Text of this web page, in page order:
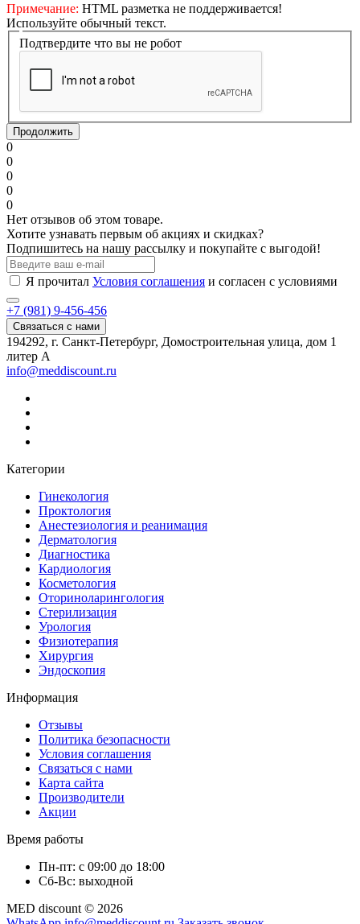
Примечание: HTML разметка не поддерживается!
Используйте обычный текст.
Подтвердите что вы не робот
Продолжить
0
0
0
0
0
Нет отзывов об этом товаре.
Хотите узнавать первым об акциях и скидках?
Подпишитесь на нашу рассылку и покупайте с выгодой!
Я прочитал Условия соглашения и согласен с условиями
+7 (981) 9-456-456
Связаться с нами
194292, г. Санкт-Петербург, Домостроительная улица, дом 1
литер А
info@meddiscount.ru
Категории
Гинекология
Проктология
Анестезиология и реанимация
Дерматология
Диагностика
Кардиология
Косметология
Оториноларингология
Стерилизация
Урология
Физиотерапия
Хирургия
Эндоскопия
Информация
Отзывы
Политика безопасности
Условия соглашения
Связаться с нами
Карта сайта
Производители
Акции
Время работы
Пн-пт: с 09:00 до 18:00
Сб-Вс: выходной
MED discount © 2026